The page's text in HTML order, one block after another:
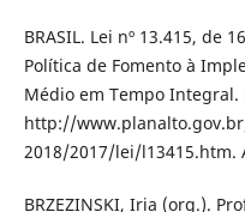
BRASIL. Lei nº 13.415, de
Política de Fomento à
Médio em Tempo Integral.
http://
2018/2017/lei/l13415.htm.
BRZEZINSKI, Iria (org.).